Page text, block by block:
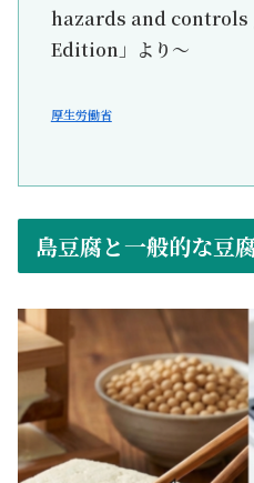
hazards and
Edition」より～
厚生労働省
島豆腐と一般的な豆